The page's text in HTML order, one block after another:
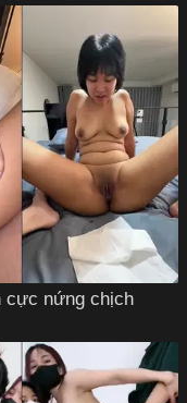
cực nứng chịch